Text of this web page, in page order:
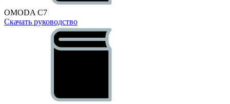
OMODA C7
Скачать руководство